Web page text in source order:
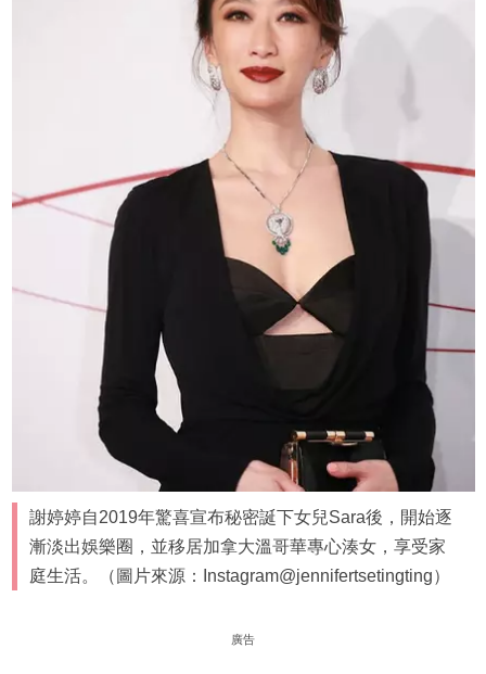
謝婷婷自2019年驚喜宣布秘密誕下女兒Sara後，開始逐
漸淡出娛樂圈，並移居加拿大溫哥華專心湊女，享受家
庭生活。（圖片來源：Instagram@jennifertsetingting）
廣告